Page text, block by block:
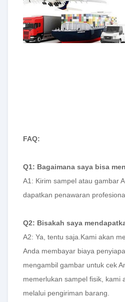
FAQ:
Q1: Bagaimana saya bisa
A1: Kirim sampel atau gambar
dapatkan penawaran
Q2: Bisakah saya
A2: Ya, tentu saja.Kami akan
Anda membayar biaya
mengambil gambar untuk cek
memerlukan sampel fisik, kami
melalui pengiriman barang.